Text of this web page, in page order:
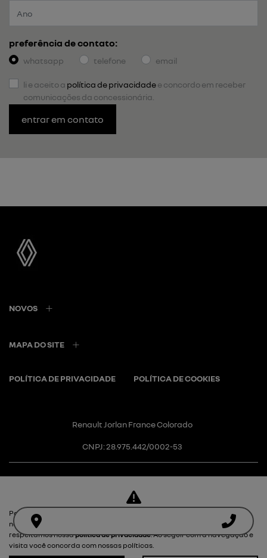
preferência de contato:
whatsapp telefone email
li e aceito a política de privacidadee concordo em receber
comunicações da concessionária.
entrar em contato
NOVOS
MAPA DO SITE
POLÍTICA DE PRIVACIDADE POLÍTICA DE COOKIES
Renault Jorlan France Colorado
CNPJ: 28.975.442/0002-53
Desacelere. Seu bem maior é a
vida.
Para otimizar sua experiência durante a navegação, fazemos uso de
nossa política de cookies e para proteger seus dados pessoais
respeitamos nossapolítica de privacidade. Ao seguir com a navegação e
visita você concorda com nossas políticas.